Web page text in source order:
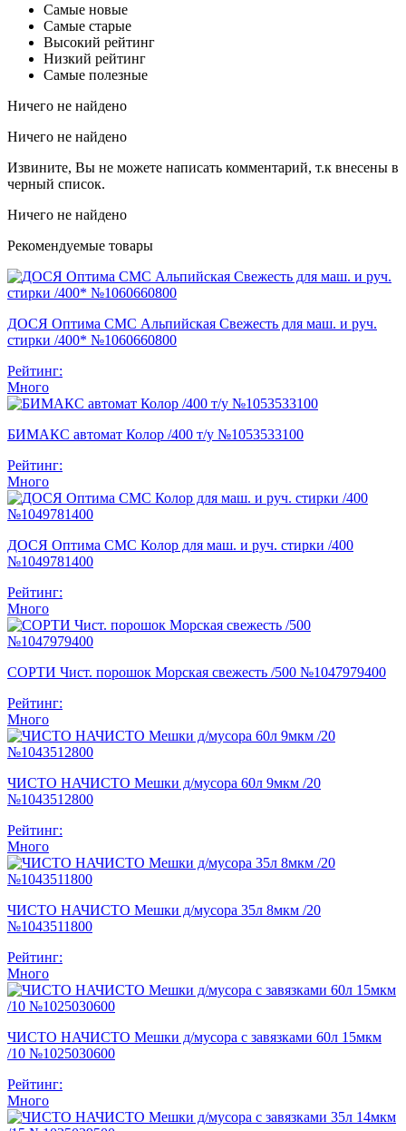
Самые новые
Самые старые
Высокий рейтинг
Низкий рейтинг
Самые полезные
Ничего не найдено
Ничего не найдено
Извините, Вы не можете написать комментарий, т.к внесены в
черный список.
Ничего не найдено
Рекомендуемые товары
ДОСЯ Оптима СМС Альпийская Свежесть для маш. и руч.
стирки /400* №1060660800
Рейтинг:
Много
БИМАКС автомат Колор /400 т/у №1053533100
Рейтинг:
Много
ДОСЯ Оптима СМС Колор для маш. и руч. стирки /400
№1049781400
Рейтинг:
Много
СОРТИ Чист. порошок Морская свежесть /500 №1047979400
Рейтинг:
Много
ЧИСТО НАЧИСТО Мешки д/мусора 60л 9мкм /20
№1043512800
Рейтинг:
Много
ЧИСТО НАЧИСТО Мешки д/мусора 35л 8мкм /20
№1043511800
Рейтинг:
Много
ЧИСТО НАЧИСТО Мешки д/мусора с завязками 60л 15мкм
/10 №1025030600
Рейтинг:
Много